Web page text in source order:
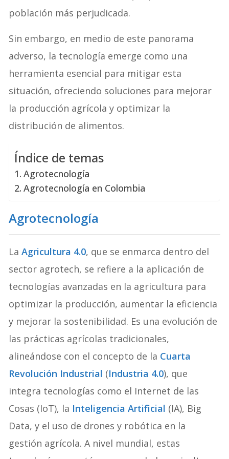
población más perjudicada.
Sin embargo, en medio de este panorama
adverso, la tecnología emerge como una
herramienta esencial para mitigar esta
situación, ofreciendo soluciones para mejorar
la producción agrícola y optimizar la
distribución de alimentos.
Índice de temas
Agrotecnología
Agrotecnología en Colombia
Agrotecnología
La Agricultura 4.0, que se enmarca dentro del
sector agrotech, se refiere a la aplicación de
tecnologías avanzadas en la agricultura para
optimizar la producción, aumentar la eficiencia
y mejorar la sostenibilidad. Es una evolución de
las prácticas agrícolas tradicionales,
alineándose con el concepto de la Cuarta
Revolución Industrial (Industria 4.0), que
integra tecnologías como el Internet de las
Cosas (IoT), la Inteligencia Artificial (IA), Big
Data, y el uso de drones y robótica en la
gestión agrícola. A nivel mundial, estas